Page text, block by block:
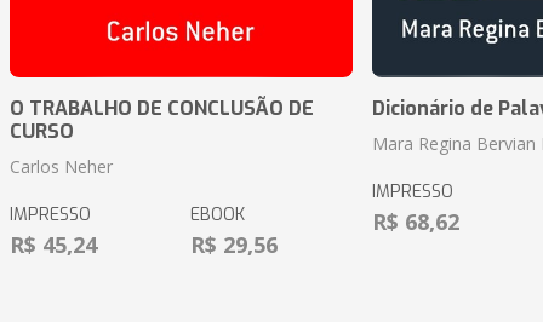
O TRABALHO DE CONCLUSÃO DE
CURSO
Carlos Neher
IMPRESSO
R$ 45,24
EBOOK
R$ 29,56
Dicionário de
Mara Regina Bervian
IMPRESSO
R$ 68,62